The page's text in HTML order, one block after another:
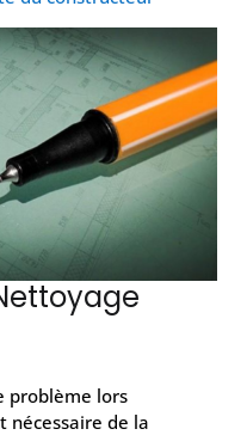
problème lors
nécessaire de la